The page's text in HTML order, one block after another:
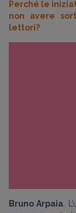
Perché le
non avere
lettori?
Bruno Arpaia.